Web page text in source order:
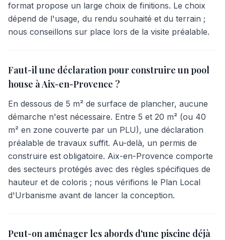
format propose un large choix de finitions. Le choix
dépend de l'usage, du rendu souhaité et du terrain ;
nous conseillons sur place lors de la visite préalable.
Faut-il une déclaration pour construire un pool
house à Aix-en-Provence ?
En dessous de 5 m² de surface de plancher, aucune
démarche n'est nécessaire. Entre 5 et 20 m² (ou 40
m² en zone couverte par un PLU), une déclaration
préalable de travaux suffit. Au-delà, un permis de
construire est obligatoire. Aix-en-Provence comporte
des secteurs protégés avec des règles spécifiques de
hauteur et de coloris ; nous vérifions le Plan Local
d'Urbanisme avant de lancer la conception.
Peut-on aménager les abords d'une piscine déjà